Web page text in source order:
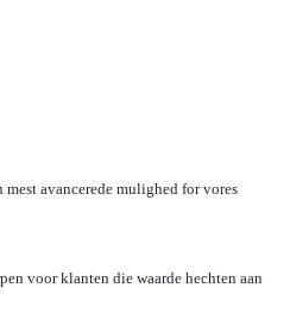
mest avancerede mulighed for vores
voor klanten die waarde hechten aan